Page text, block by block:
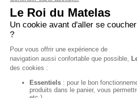
Conditions des offres
Black Friday
Destockage
Conditions Générales de vente magasin
Mentions Légales
Données personnelles